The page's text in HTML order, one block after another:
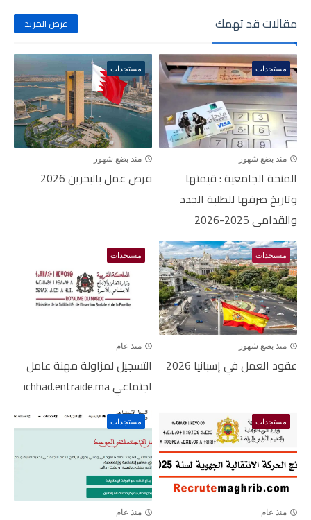
مقالات قد تهمك عرض المزيد
مستجدات
منذ بضع شهور
المنحة الجامعية : قيمتها
وتاريخ صرفها للطلبة الجدد
والقدامى 2025-2026
مستجدات
منذ بضع شهور
فرص عمل بالبحرين 2026
مستجدات
منذ بضع شهور
عقود العمل في إسبانيا 2026
مستجدات
منذ عام
التسجيل لمزاولة مهنة عامل
اجتماعي ichhad.entraide.ma
مستجدات
منذ عام
مستجدات
منذ عام